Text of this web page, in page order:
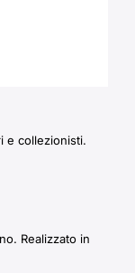
e collezionisti.
Realizzato in